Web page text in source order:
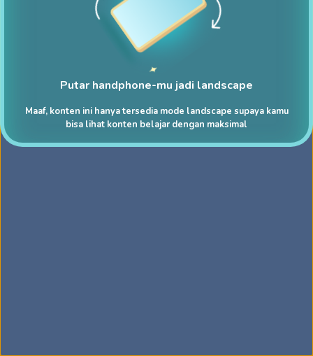
Putar handphone-mu jadi landscape
Maaf, konten ini hanya tersedia mode landscape supaya kamu
bisa lihat konten belajar dengan maksimal